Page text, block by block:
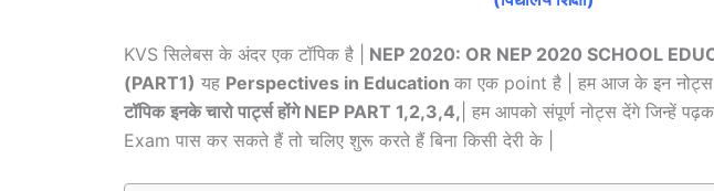
KVS सिलेबस के अंदर एक टॉपिक है |
NEP 2020: OR NEP 2020 SCHOOL
(PART1) यह Perspectives in Education का एक point है | हम आज के इन
टॉपिक इनके चारो पार्ट्स होंगे NEP PART 1,2,3,4, | हम आपको संपूर्ण नोट्स देंगे जिन्हें
Exam पास कर सकते हैं तो चलिए शुरू करते हैं बिना किसी देरी के |